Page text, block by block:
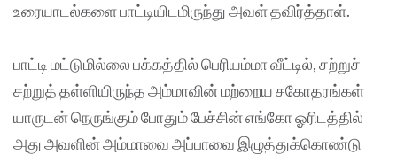
உரையாடல்களை பாட்டியிடமிருந்து அவள் தவிர்த்தாள்.
பாட்டி மட்டுமில்லை பக்கத்தில் பெரியம்மா வீட்டில், சற்றுச்
சற்றுத் தள்ளியிருந்த அம்மாவின் மற்றைய சகோதரங்கள்
யாருடன் நெருங்கும் போதும் பேச்சின் எங்கோ ஓரிடத்தில்
அது அவளின் அம்மாவை அப்பாவை இழுத்துக்கொண்டு